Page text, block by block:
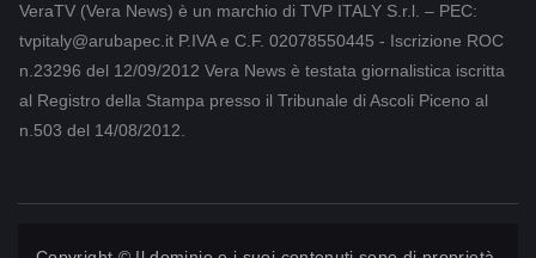
VeraTV (Vera News) è un marchio di TVP ITALY S.r.l. – PEC:
tvpitaly@arubapec.it P.IVA e C.F. 02078550445 - Iscrizione ROC
n.23296 del 12/09/2012 Vera News è testata giornalistica iscritta
al Registro della Stampa presso il Tribunale di Ascoli Piceno al
n.503 del 14/08/2012.